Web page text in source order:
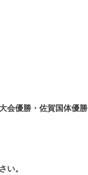
会優勝・佐賀国体優勝
い。